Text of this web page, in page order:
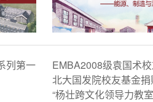
列第一
EMBA2008级袁国术
北大国发院校友基金
“杨壮跨文化领导力教